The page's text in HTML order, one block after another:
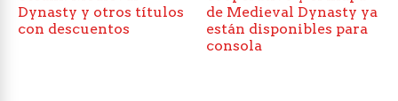
Dynasty y otros títulos
con descuentos
de Medieval Dynasty ya
están disponibles para
consola